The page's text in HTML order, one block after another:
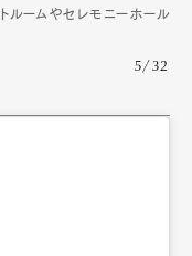
ルームやセレモニーホール
5/32